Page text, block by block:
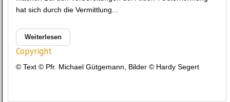
hat sich durch die Vermittlung...
Weiterlesen
Copyright
© Text © Pfr. Michael Gütgemann, Bilder © Hardy Segert